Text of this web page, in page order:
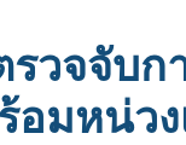
รวจจับก
อมหน่วง